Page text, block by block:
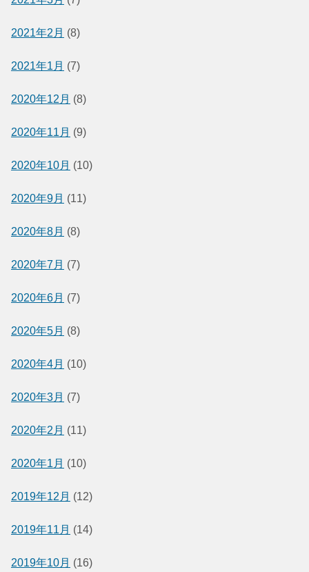
2021年2月 (8)
2021年1月 (7)
2020年12月 (8)
2020年11月 (9)
2020年10月 (10)
2020年9月 (11)
2020年8月 (8)
2020年7月 (7)
2020年6月 (7)
2020年5月 (8)
2020年4月 (10)
2020年3月 (7)
2020年2月 (11)
2020年1月 (10)
2019年12月 (12)
2019年11月 (14)
2019年10月 (16)